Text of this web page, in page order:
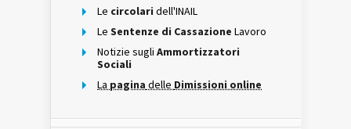
Le circolari dell'INAIL
Le Sentenze di Cassazione Lavoro
Notizie sugli Ammortizzatori
Sociali
La pagina delle Dimissioni online